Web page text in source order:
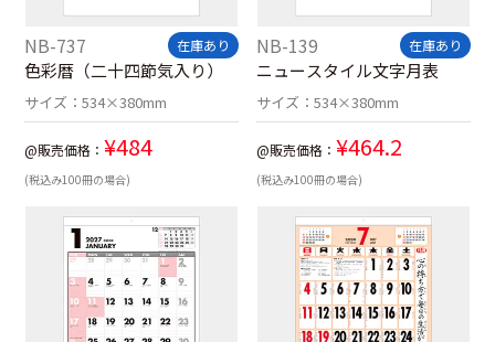
NB-737 在庫あり
色彩暦（二十四節気入り）
サイズ：534×380mm
@販売価格： ¥484
(税込み100冊の場合)
NB-139 在庫あり
ニュースタイル文字月表
サイズ： 534×380mm
@販売価格： ¥464.2
(税込み100冊の場合)